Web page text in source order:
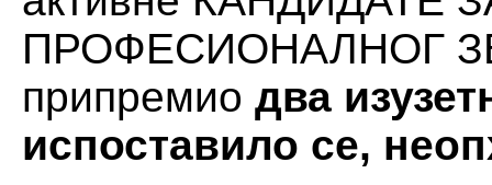
ПРОФЕСИОНАЛНОГ
припремио два
испоставило се,